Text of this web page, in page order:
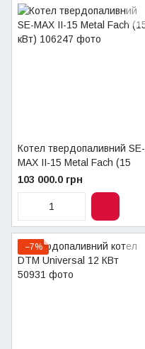
Котел твердопаливний SE-
MAX II-15 Metal Fach (15
кВт)
103 000.0 грн
−7%